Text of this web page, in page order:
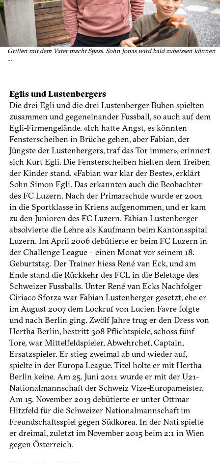
Grillen mit dem Vater macht Spass. Sohn Jonas wird bald zubeissen können
…
Eglis und Lustenbergers
Die drei Egli und die drei Lustenberger Buben spielten
zusammen und gegeneinander Fussball, so auch auf dem
Egli-Firmengelände. «Ich hatte Angst, es könnten
Fensterscheiben in Brüche gehen, aber Fabian, der
Jüngste der Lustenbergers, traf das Tor immer», erinnert
sich Kurt Egli. Die Fensterscheiben hielten dem Treiben
der Kinder stand. «Fabian war klar der Beste», erklärt
Sohn Simon Egli. Das erkannten auch die Beobachter
des FC Luzern. Nach der Primarschule wurde er 2001
in die Sportklasse in Kriens aufgenommen, und er kam
zu den Junioren des FC Luzern. Fabian Lustenberger
absolvierte die Lehre als Kaufmann beim Kantonsspital
Luzern. Im April 2006 debütierte er beim FC Luzern in
der Challenge League – einen Monat vor seinem 18.
Geburtstag. Der Trainer hiess René van Eck, und am
Ende stand die Rückkehr des FCL in die Beletage des
Schweizer Fussballs. Unter René van Ecks Nachfolger
Ciriaco Sforza war Fabian Lustenberger gesetzt, ehe er
im August 2007 dem Lockruf von Lucien Favre folgte
und nach Berlin ging. Zwölf Jahre trug er den Dress von
Hertha Berlin, bestritt 308 Pflichtspiele, schoss fünf
Tore, war Mittelfeldspieler, Abwehrchef, Captain,
Ersatzspieler. Er stieg zweimal ab und wieder auf,
spielte in der Europa League. Titel holte er mit Hertha
Berlin keine. Am 25. Juni 2011 wurde er mit der U21-
Nationalmannschaft der Schweiz Vize-Europameister.
Am 15. November 2013 debütierte er unter Ottmar
Hitzfeld für die Schweizer Nationalmannschaft im
Freundschaftsspiel gegen Südkorea. In der Nati spielte
er dreimal, zuletzt im November 2015 beim 2:1 in Wien
gegen Österreich.